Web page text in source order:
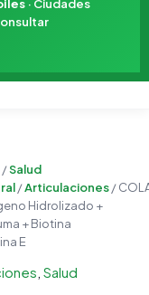
· Ciudades
/Salud
/Articulaciones/
Hidrolizado +
+ Biotina
E
Salud